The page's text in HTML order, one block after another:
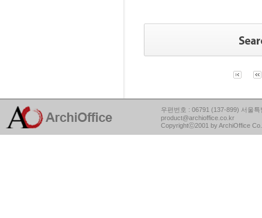
우편번호 : 06791 (137-899) 서울
product@archioffice.co.kr
Copyrightⓒ2001 by ArchiOffice